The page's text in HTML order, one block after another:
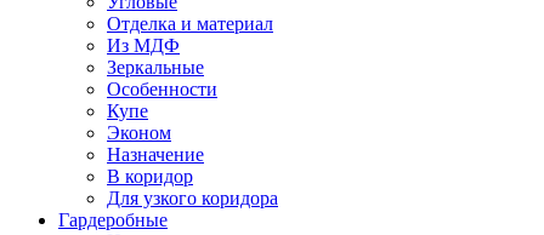
Отделка и материал
Из МДФ
Зеркальные
Особенности
Купе
Эконом
Назначение
В коридор
Для узкого коридора
Гардеробные